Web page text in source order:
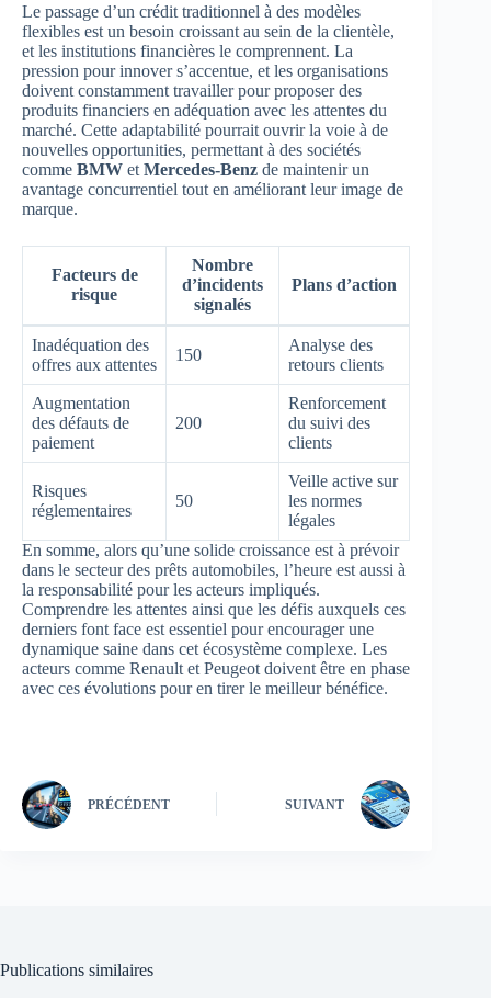
Le passage d’un crédit traditionnel à des modèles
flexibles est un besoin croissant au sein de la clientèle,
et les institutions financières le comprennent. La
pression pour innover s’accentue, et les organisations
doivent constamment travailler pour proposer des
produits financiers en adéquation avec les attentes du
marché. Cette adaptabilité pourrait ouvrir la voie à de
nouvelles opportunities, permettant à des sociétés
comme BMW et Mercedes-Benz de maintenir un
avantage concurrentiel tout en améliorant leur image de
marque.
Facteurs de
risque
Nombre
d’incidents
signalés
Plans d’action
Inadéquation des
offres aux attentes
150
Analyse des
retours clients
Augmentation
des défauts de
paiement
200
Renforcement
du suivi des
clients
Risques
réglementaires
50
Veille active sur
les normes
légales
En somme, alors qu’une solide croissance est à prévoir
dans le secteur des prêts automobiles, l’heure est aussi à
la responsabilité pour les acteurs impliqués.
Comprendre les attentes ainsi que les défis auxquels ces
derniers font face est essentiel pour encourager une
dynamique saine dans cet écosystème complexe. Les
acteurs comme Renault et Peugeot doivent être en phase
avec ces évolutions pour en tirer le meilleur bénéfice.
PRÉCÉDENT SUIVANT
Publications similaires